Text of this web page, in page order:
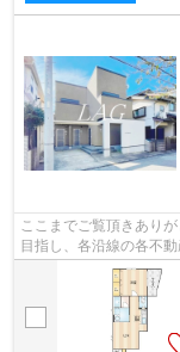
ここまでご覧頂きあり
目指し、各沿線の各不
様へ提供しております